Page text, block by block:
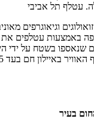
עטלף תל אביבי
וגיאוגרפים
באמצעות עטלפים את
שנאספו בשטח על ידי
בעיר